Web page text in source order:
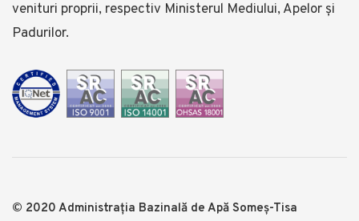
venituri proprii, respectiv Ministerul Mediului, Apelor și
Padurilor.
© 2020 Administrația Bazinală de Apă Someş-Tisa